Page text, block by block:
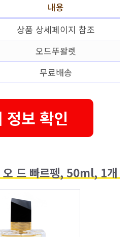
내용
상품 상세페이지 참조
오드뚜왈렛
무료배송
정보 확인
오 드 빠르펭, 50ml, 1개